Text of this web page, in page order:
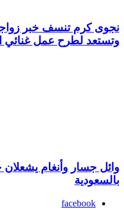
نجوى كرم تنسف خبر
وتستعد لطرح عمل غنائي
وائل جسار وأنغام
بالسعودية
facebook